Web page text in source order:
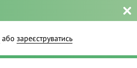
або зареєструватись